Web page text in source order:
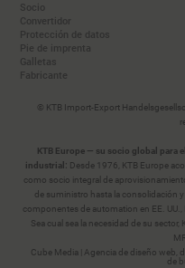
Socio
Convertidor
Protección de datos
Pie de imprenta
Galletas
Fabricante
© KTB Import-Export
KTB Europe — su socio global para
industrial: Desde 1976, KTB Europe
como socio integral de
de suministro hasta la consolidación
componentes de automation en EE. UU.,
Sea cual sea la necesidad de su
Cube Media | Agencia de diseño web,
de